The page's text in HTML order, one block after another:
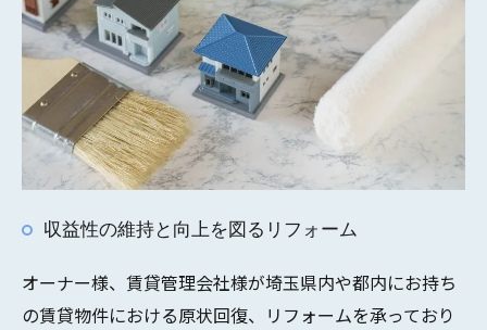
収益性の維持と向上を図るリフォーム
オーナー様、賃貸管理会社様が埼玉県内や都内にお持ち
の賃貸物件における原状回復、リフォームを承っており